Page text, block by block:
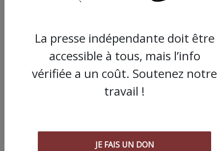
Voir tous les numéros papier
AGORA
Compte rendus des ateliers de soutien
psychologique pour les femmes
La presse indépendante doit être
accessible à tous, mais l’info
vérifiée a un coût. Soutenez notre
travail !
JE FAIS UN DON